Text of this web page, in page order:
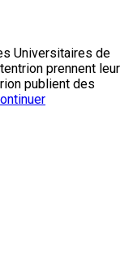
Universitaires de
prennent leur
publient des